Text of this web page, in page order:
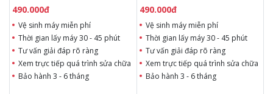
490.000đ
Vệ sinh máy miễn phí
Thời gian lấy máy 30 - 45 phút
Tư vấn giải đáp rõ ràng
Xem trực tiếp quá trình sửa chữa
Bảo hành 3 - 6 tháng
490.000đ
Vệ sinh máy miễn phí
Thời gian lấy máy 30 - 45 phút
Tư vấn giải đáp rõ ràng
Xem trực tiếp quá trình sửa chữa
Bảo hành 3 - 6 tháng